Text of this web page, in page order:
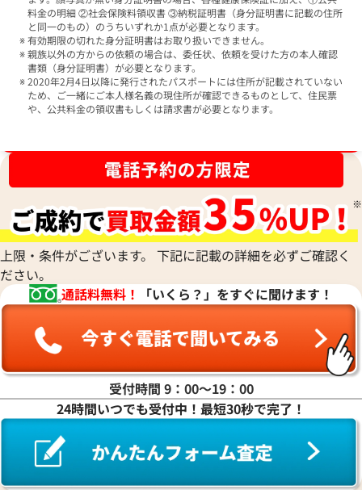
料金の明細 ②社会保険料領収書 ③納税証明書（身分証明書に記載の住所
と同一のもの）のうちいずれか1点が必要となります。
有効期限の切れた身分証明書はお取り扱いできません。
親族以外の方からの依頼の場合は、委任状、依頼を受けた方の本人確認
書類（身分証明書）が必要となります。
2020年2月4日以降に発行されたパスポートには住所が記載されていない
ため、ご一緒にご本人様名義の現住所が確認できるものとして、住民票
や、公共料金の領収書もしくは請求書が必要となります。
上限・条件がございます。 下記に記載の詳細を必ずご確認く
ださい。
通話料無料！
「いくら？」をすぐに聞けます！
受付時間 9：00〜19：00
24時間いつでも受付中！最短30秒で完了！